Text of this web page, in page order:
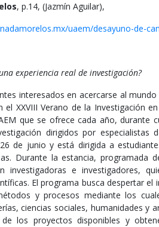
, p.14, (Jazmín Aguilar),
uaem/desayuno-de-
experiencia real de investigación?
interesados en acercarse al
el XXVIII Verano de la Investigación
que se ofrece cada año, durante
dirigidos por especialistas
de junio y está dirigida a
Durante la estancia,
investigadoras e investigadores,
El programa busca despertar
y procesos mediante los
ciencias sociales, humanidades y
de los proyectos disponibles y